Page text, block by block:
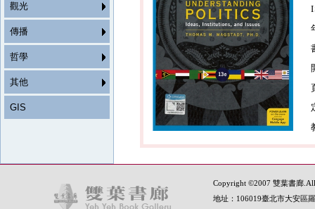
觀光
傳播
哲學
其他
GIS
Copyright ©2007 雙葉書廊.All
地址：106019臺北市大安區